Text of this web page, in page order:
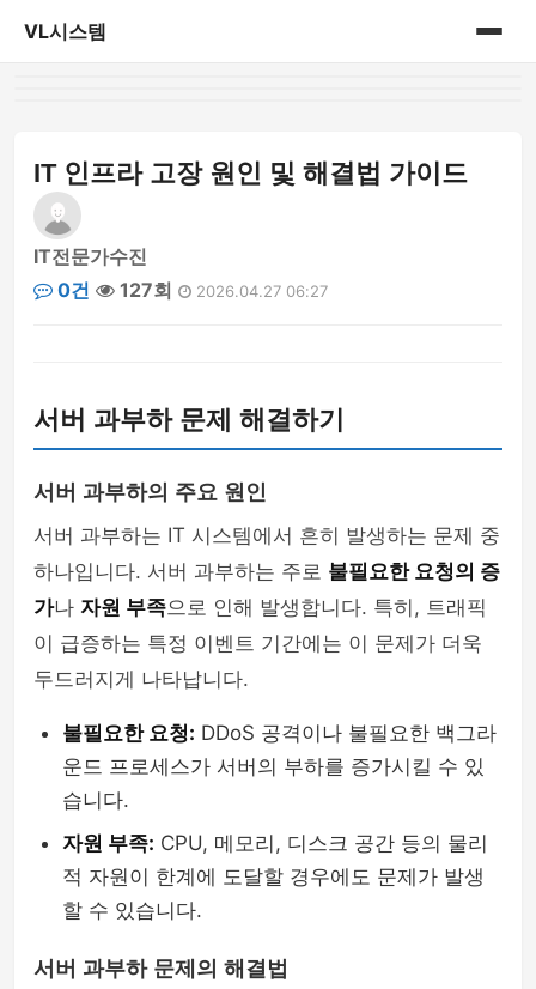
VL시스템
IT 인프라 고장 원인 및 해결법 가이드
IT전문가수진
0건
127회 2026.04.27 06:27
서버 과부하 문제 해결하기
서버 과부하의 주요 원인
서버 과부하는 IT 시스템에서 흔히 발생하는 문제 중
하나입니다. 서버 과부하는 주로 불필요한 요청의 증
가나 자원 부족으로 인해 발생합니다. 특히, 트래픽
이 급증하는 특정 이벤트 기간에는 이 문제가 더욱
두드러지게 나타납니다.
불필요한 요청: DDoS 공격이나 불필요한 백그라
운드 프로세스가 서버의 부하를 증가시킬 수 있
습니다.
자원 부족: CPU, 메모리, 디스크 공간 등의 물리
적 자원이 한계에 도달할 경우에도 문제가 발생
할 수 있습니다.
서버 과부하 문제의 해결법